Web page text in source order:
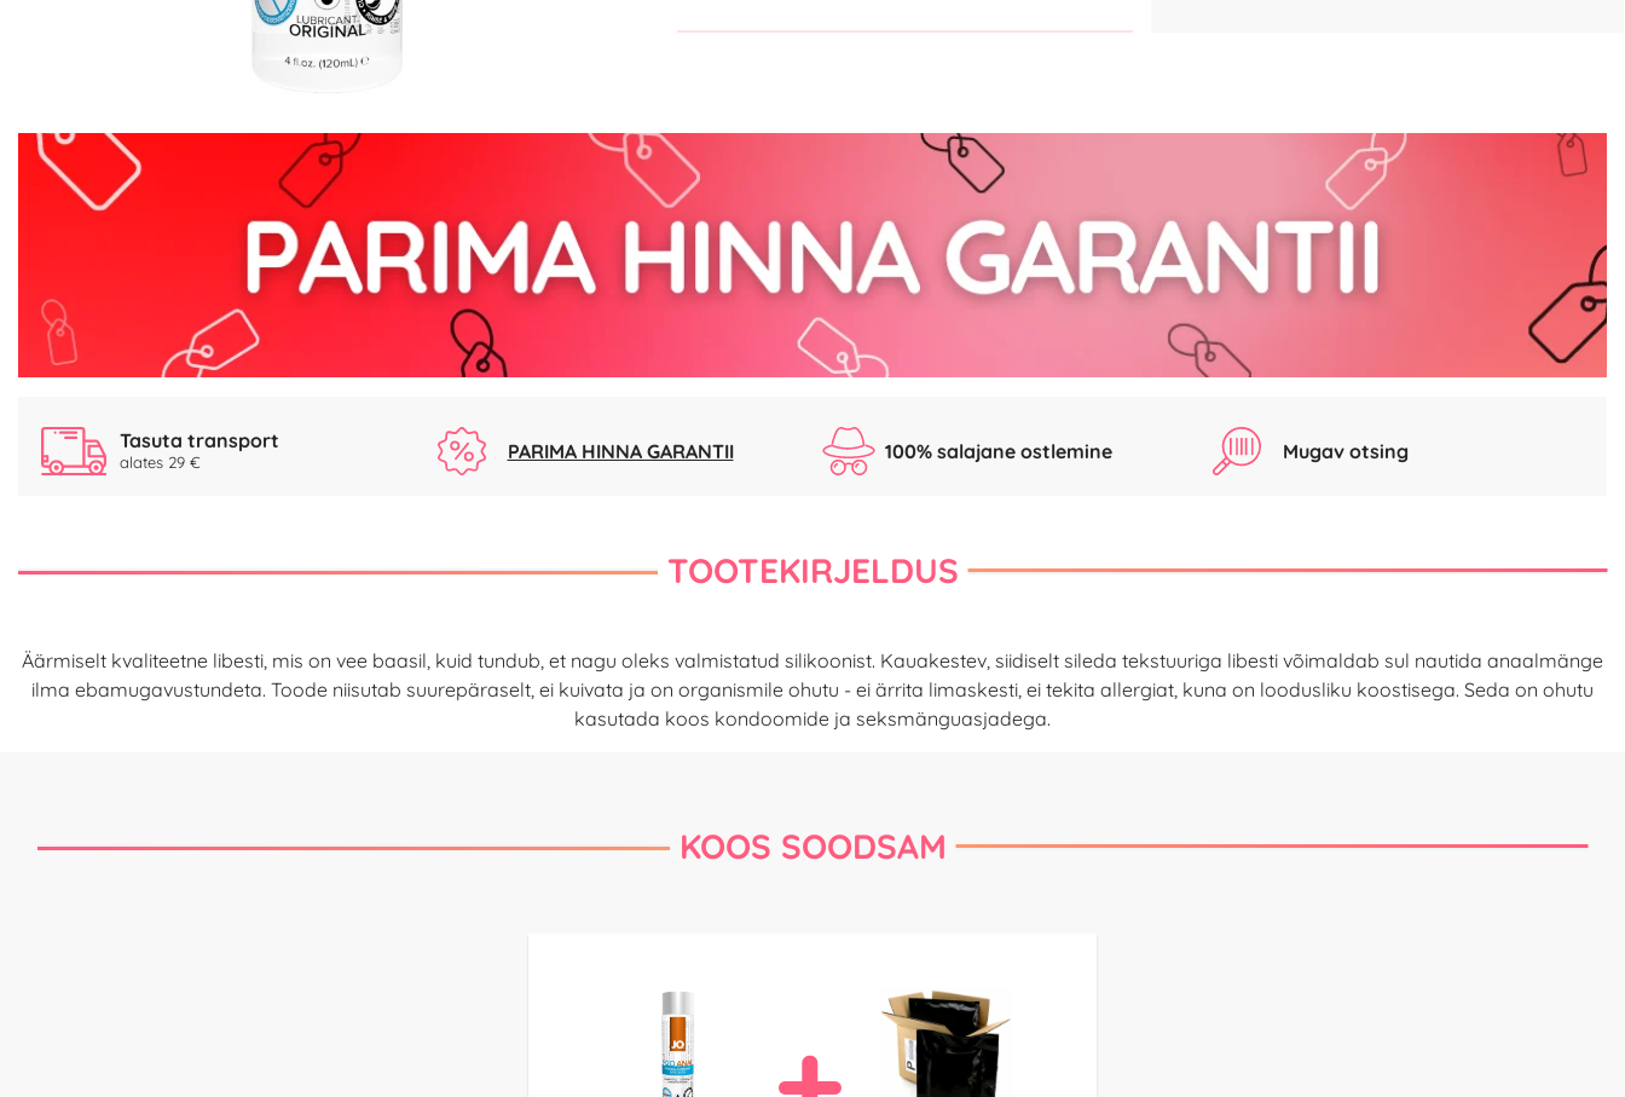
Tasuta transport
alates 29 € PARIMA HINNA GARANTII 100% salajane ostlemine Mugav otsing
TOOTEKIRJELDUS
Äärmiselt kvaliteetne libesti, mis on vee baasil, kuid tundub, et nagu oleks valmistatud silikoonist. Kauakestev, siidiselt sileda tekstuuriga libesti võimaldab sul nautida anaalmänge
ilma ebamugavustundeta. Toode niisutab suurepäraselt, ei kuivata ja on organismile ohutu - ei ärrita limaskesti, ei tekita allergiat, kuna on loodusliku koostisega. Seda on ohutu
kasutada koos kondoomide ja seksmänguasjadega.
KOOS SOODSAM